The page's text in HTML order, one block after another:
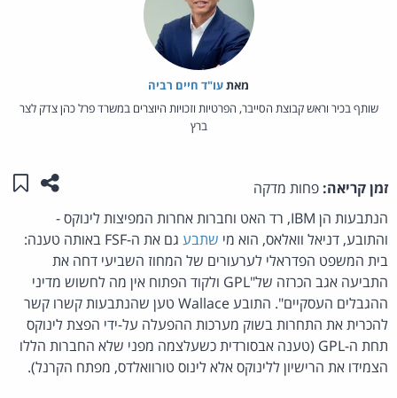
מאת‏עו"ד חיים רביה
שותף בכיר וראש קבוצת הסייבר, הפרטיות וזכויות היוצרים במשרד פרל כהן צדק לצר
ברץ
זמן קריאה: פחות מדקה שתפו
הנתבעות הן IBM, רד האט וחברות אחרות המפיצות לינוקס -
והתובע, דניאל וואלאס, הוא מי שתבע
גם את ה-FSF באותה טענה:
בית המשפט הפדראלי לערעורים של המחוז השביעי דחה את
התביעה אגב הכרזה של"GPL ולקוד הפתוח אין מה לחשוש מדיני
ההגבלים העסקיים". התובע Wallace טען שהנתבעות קשרו קשר
להכרית את התחרות בשוק מערכות ההפעלה על-ידי הפצת לינוקס
תחת ה-GPL (טענה אבסורדית כשעלצמה מפני שלא החברות הללו
הצמידו את הרישיון ללינוקס אלא לינוס טורוואלדס, מפתח הקרנל).